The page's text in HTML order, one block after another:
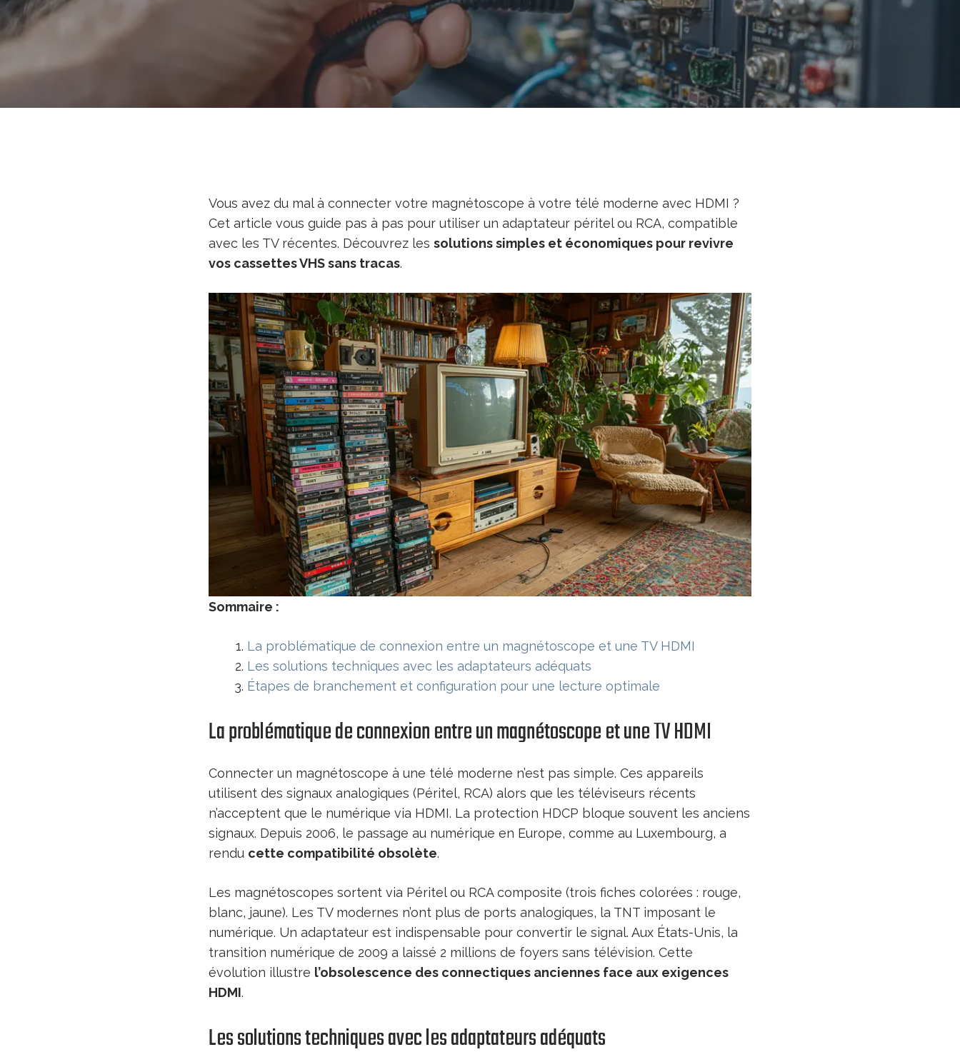
Vous avez du mal à connecter votre magnétoscope à votre télé moderne avec HDMI ?
Cet article vous guide pas à pas pour utiliser un adaptateur péritel ou RCA, compatible
avec les TV récentes. Découvrez les solutions simples et économiques pour revivre
vos cassettes VHS sans tracas.
Sommaire :
La problématique de connexion entre un magnétoscope et une TV HDMI
Les solutions techniques avec les adaptateurs adéquats
Étapes de branchement et configuration pour une lecture optimale
La problématique de connexion entre un magnétoscope et une TV HDMI
Connecter un magnétoscope à une télé moderne n’est pas simple. Ces appareils
utilisent des signaux analogiques (Péritel, RCA) alors que les téléviseurs récents
n’acceptent que le numérique via HDMI. La protection HDCP bloque souvent les anciens
signaux. Depuis 2006, le passage au numérique en Europe, comme au Luxembourg, a
rendu cette compatibilité obsolète.
Les magnétoscopes sortent via Péritel ou RCA composite (trois fiches colorées : rouge,
blanc, jaune). Les TV modernes n’ont plus de ports analogiques, la TNT imposant le
numérique. Un adaptateur est indispensable pour convertir le signal. Aux États-Unis, la
transition numérique de 2009 a laissé 2 millions de foyers sans télévision. Cette
évolution illustre l’obsolescence des connectiques anciennes face aux exigences
HDMI.
Les solutions techniques avec les adaptateurs adéquats